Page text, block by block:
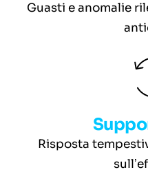
Guasti e anomalie
Risposta